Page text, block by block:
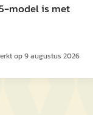
model is met
op9 augustus 2026